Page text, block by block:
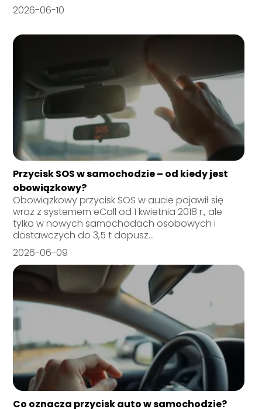
2026-06-10
Przycisk SOS w samochodzie – od kiedy jest
obowiązkowy?
Obowiązkowy przycisk SOS w aucie pojawił się
wraz z systemem eCall od 1 kwietnia 2018 r., ale
tylko w nowych samochodach osobowych i
dostawczych do 3,5 t dopusz...
2026-06-09
Co oznacza przycisk auto w samochodzie?